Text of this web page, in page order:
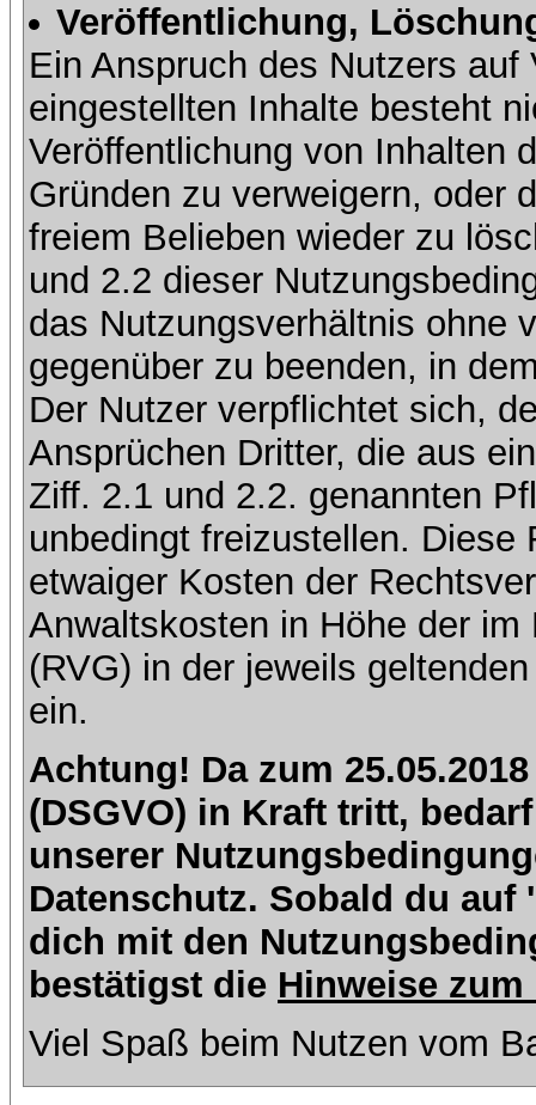
Veröffentlichung,
Ein Anspruch des Nutzers
eingestellten Inhalte besteht
Veröffentlichung von Inhalten
Gründen zu verweigern, oder
freiem Belieben wieder zu
und 2.2 dieser
das Nutzungsverhältnis ohne
gegenüber zu beenden, in
Der Nutzer verpflichtet sich,
Ansprüchen Dritter, die aus
Ziff. 2.1 und 2.2. genannten
unbedingt freizustellen.
etwaiger Kosten der
Anwaltskosten in Höhe der
(RVG) in der jeweils
ein.
Achtung! Da zum
(DSGVO) in Kraft tritt,
unserer
Datenschutz. Sobald du
dich mit den
bestätigst die Hinweise
Viel Spaß beim Nutzen vom